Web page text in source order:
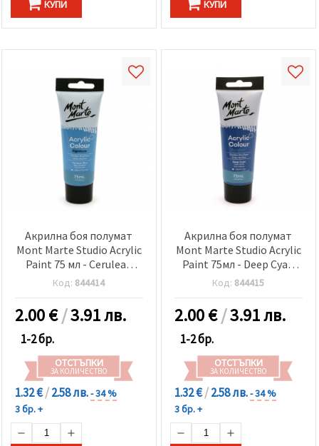
КУПИ КУПИ
Акрилна боя полумат
Mont Marte Studio Acrylic
Paint 75 мл - Cerulean
Blue
Код: 844414
2.00€/3.91 лв.
1-2 бр.
ОТСТЪПКИ
ЗА КОЛИЧЕСТВО
1.32 €/2.58 лв.- 34 %
3 бр. +
Акрилна боя полумат
Mont Marte Studio Acrylic
Paint 75мл - Deep Cyan
Blue
Код: 844415
2.00€/3.91 лв.
1-2 бр.
ОТСТЪПКИ
ЗА КОЛИЧЕСТВО
1.32 €/2.58 лв.- 34 %
3 бр. +